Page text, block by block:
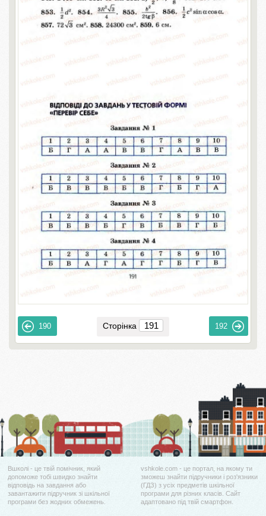
190 Сторінка 192
Вшколі - це твій помічник, який
допоможе тобі швидко знайти
відповідь на завдання або
завантажити підручник зі шкільної
програми без жодних обмежень.
vshkole.com - це портал, на якому ти
зможеш знайти підручники і роз'язники
(ГДЗ) з усіх предметів шкільної
програми для різних класів. Сайт
адаптовано під твій смартфон.